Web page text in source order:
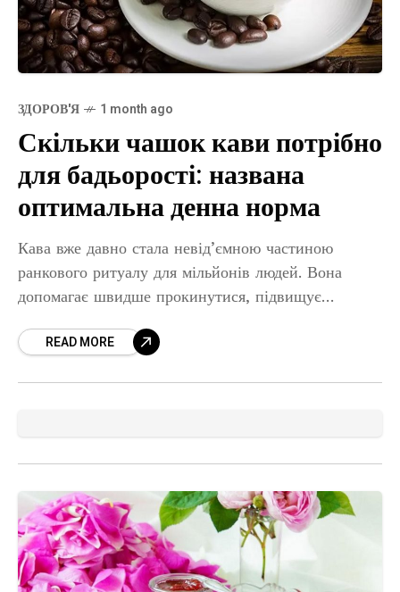
ЗДОРОВ'Я 1 month ago
Скільки чашок кави потрібно
для бадьорості: названа
оптимальна денна норма
Кава вже давно стала невід’ємною частиною
ранкового ритуалу для мільйонів людей. Вона
допомагає швидше прокинутися, підвищує
Проте багато хто помилково вважає, що чим
READ MORE